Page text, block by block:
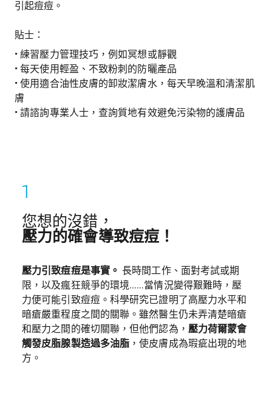
引起痘痘。
貼士：
• 練習壓力管理技巧，例如冥想或靜觀
• 每天使用輕盈、不致粉刺的防曬產品
• 使用適合油性皮膚的卸妝潔膚水，每天早晚溫和清潔肌
膚
• 請諮詢專業人士，查詢質地有效避免污染物的護膚品
您想的沒錯，
壓力的確會導致痘痘！
壓力引致痘痘是事實。 長時間工作、面對考試或期
限，以及瘋狂競爭的環境……當情況變得艱難時，壓
力便可能引致痘痘。科學研究已證明了高壓力水平和
暗瘡嚴重程度之間的關聯。雖然醫生仍未弄清楚暗瘡
和壓力之間的確切關聯，但他們認為， 壓力荷爾蒙會
觸發皮脂腺製造過多油脂 ，使皮膚成為瑕疵出現的地
方。